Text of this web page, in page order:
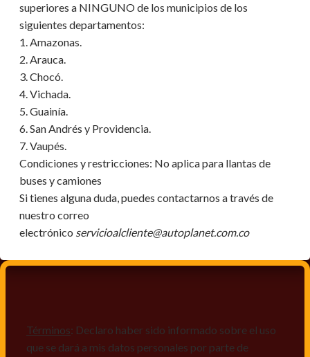
superiores a NINGUNO de los municipios de los
siguientes departamentos:
1. Amazonas.
2. Arauca.
3. Chocó.
4. Vichada.
5. Guainía.
6. San Andrés y Providencia.
7. Vaupés.
Condiciones y restricciones: No aplica para llantas de
buses y camiones
Si tienes alguna duda, puedes contactarnos a través de
nuestro correo
electrónico servicioalcliente@autoplanet.com.co
Términos: Declaro haber sido informado sobre el uso
que se dará a mis datos personales por parte de